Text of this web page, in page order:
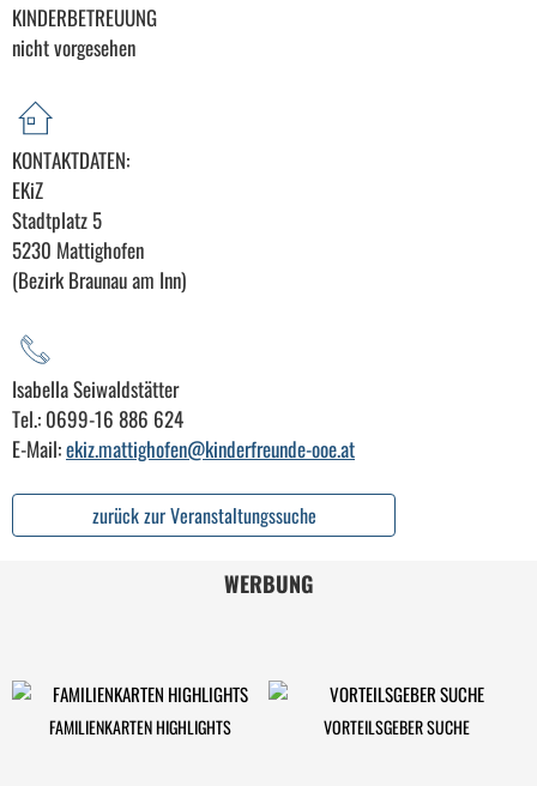
KINDERBETREUUNG
nicht vorgesehen
KONTAKTDATEN:
EKiZ
Stadtplatz 5
5230 Mattighofen
(Bezirk Braunau am Inn)
Isabella Seiwaldstätter
Tel.: 0699-16 886 624
E-Mail:ekiz.mattighofen@kinderfreunde-ooe.at
zurück zur Veranstaltungssuche
WERBUNG
FAMILIENKARTEN HIGHLIGHTS VORTEILSGEBER SUCHE